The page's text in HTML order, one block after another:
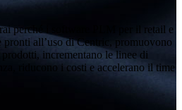
perché i software PLM per il retail e
all’uso di Centric, promuovono
prodotti, incrementano le linee di
riducono i costi e accelerano il time